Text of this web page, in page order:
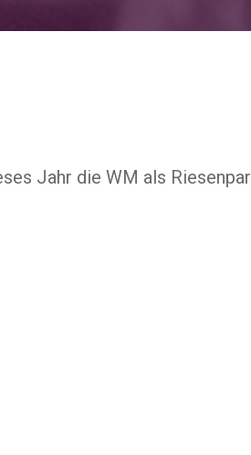
Jahr die WM als